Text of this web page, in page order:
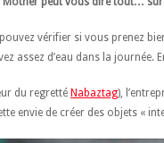
vérifier si vous prenez
assez d’eau dans la journée.
du regretté Nabaztag),
envie de créer des objets «